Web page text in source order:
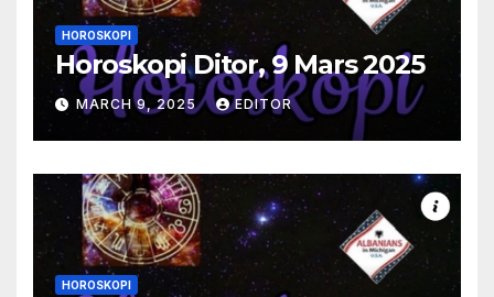
HOROSKOPI
Horoskopi Ditor, 9 Mars 2025
MARCH 9, 2025 EDITOR
HOROSKOPI